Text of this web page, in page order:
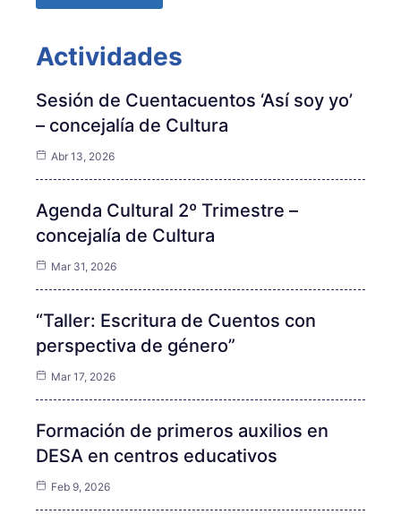
Actividades
Sesión de Cuentacuentos ‘Así soy yo’
– concejalía de Cultura
Abr 13, 2026
Agenda Cultural 2º Trimestre –
concejalía de Cultura
Mar 31, 2026
“Taller: Escritura de Cuentos con
perspectiva de género”
Mar 17, 2026
Formación de primeros auxilios en
DESA en centros educativos
Feb 9, 2026